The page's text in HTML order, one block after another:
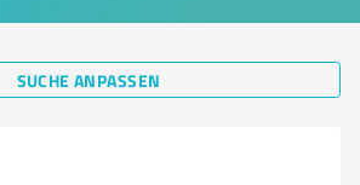
SUCHE ANPASSEN